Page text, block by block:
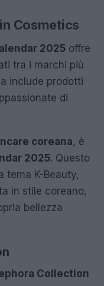
Cosmetics
2025 offre
tra i marchi più
include prodotti
di
coreana, è
2025. Questo
tema K-Beauty,
in stile coreano,
bellezza
Collection